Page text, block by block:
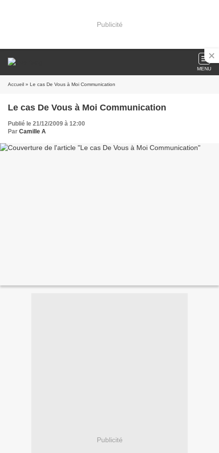
Publicité
MENU
Accueil » Le cas De Vous à Moi Communication
Le cas De Vous à Moi Communication
Publié le 21/12/2009 à 12:00
Par Camille A
Publicité